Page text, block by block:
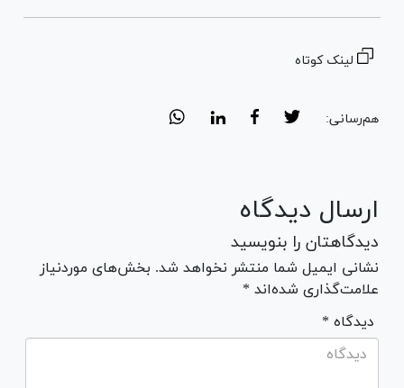
لینک کوتاه
هم‌رسانی:
ارسال دیدگاه
دیدگاهتان را بنویسید
نشانی ایمیل شما منتشر نخواهد شد. بخش‌های موردنیاز
علامت‌گذاری شده‌اند *
* دیدگاه